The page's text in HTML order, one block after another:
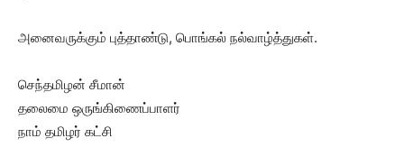
அனைவருக்கும் புத்தாண்டு, பொங்கல் நல்வாழ்த்துகள்.
செந்தமிழன் சீமான்
தலைமை ஒருங்கிணைப்பாளர்
நாம் தமிழர் கட்சி